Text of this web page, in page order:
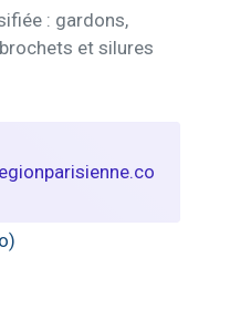
: gardons,
et silures